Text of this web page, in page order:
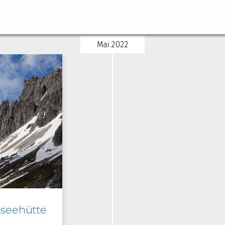
Mai 2022